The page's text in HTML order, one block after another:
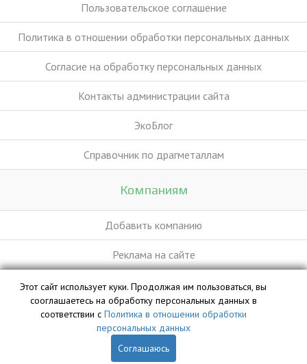
Пользовательское соглашение
Политика в отношении обработки персональных данных
Согласие на обработку персональных данных
Контакты администрации сайта
ЭкоБлог
Справочник по драгметаллам
Компаниям
Добавить компанию
Реклама на сайте
База данных сайта vyvoz.org является интеллектуальной
собственностью ООО «Профит» и охраняется законом.
Этот сайт использует куки. Продолжая им пользоваться, вы
сооглашаетесь на обработку персональных данных в
соответствии с Политика в отношении обработки
персональных данных
Соглашаюсь